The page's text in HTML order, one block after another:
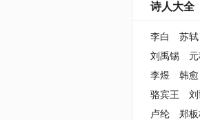
诗人大全
李白 苏轼
刘禹锡
李煜
韩愈
骆宾王
卢纶
郑